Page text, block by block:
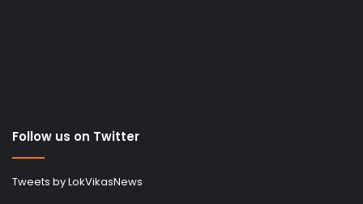
Follow us on Twitter
Tweets by LokVikasNews